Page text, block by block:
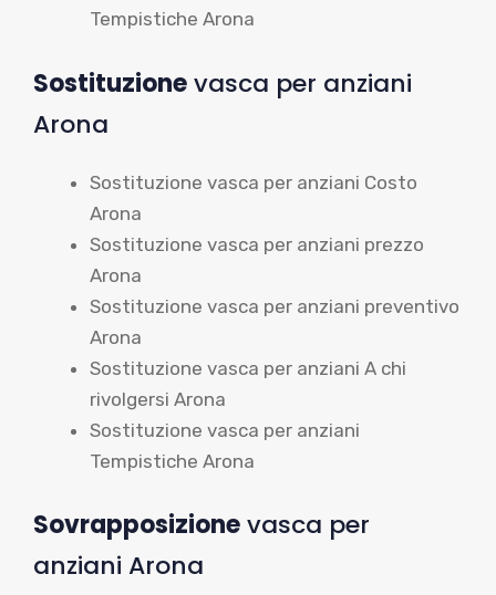
Tempistiche Arona
Sostituzionevasca per anziani
Arona
Sostituzione vasca per anziani Costo
Arona
Sostituzione vasca per anziani prezzo
Arona
Sostituzione vasca per anziani preventivo
Arona
Sostituzione vasca per anziani A chi
rivolgersi Arona
Sostituzione vasca per anziani
Tempistiche Arona
Sovrapposizionevasca per
anziani Arona